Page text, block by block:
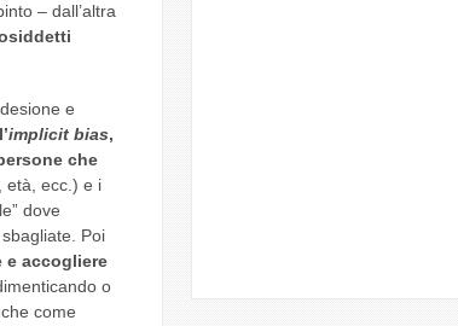
– dall’altra
e
l’implicit bias,
che
età, ecc.) e i
dove
Poi
e accogliere
o
come